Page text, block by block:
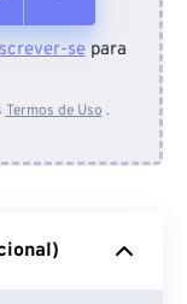
se para
Termos de Uso .